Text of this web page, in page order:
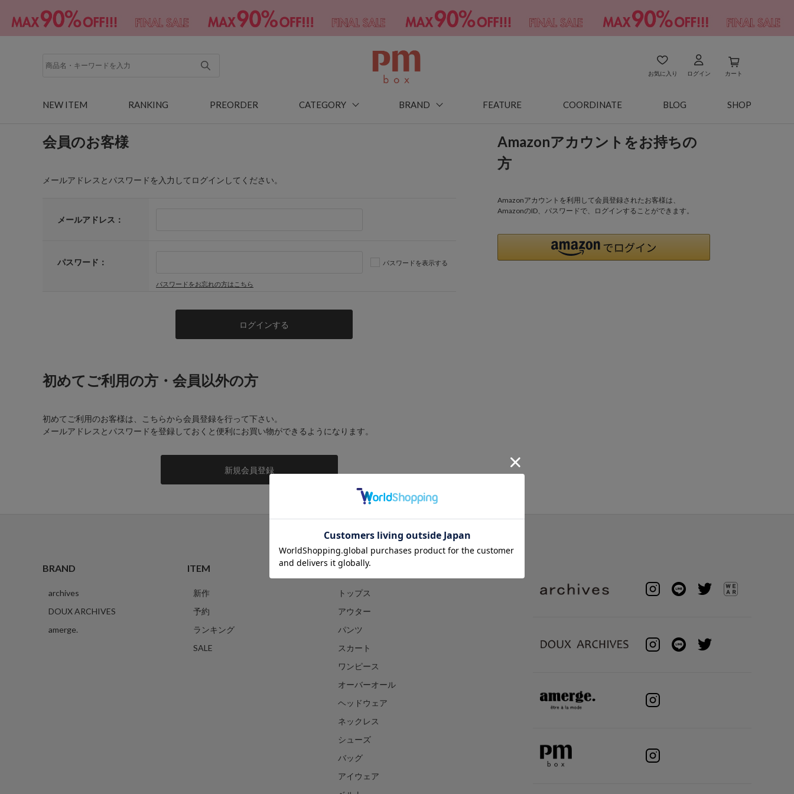
お気に入り ログイン カート
NEW ITEM RANKING PREORDER CATEGORY BRAND FEATURE COORDINATE BLOG SHOP
会員のお客様
メールアドレスとパスワードを入力してログインしてください。
メールアドレス：
パスワード： パスワードを表示する
パスワードをお忘れの方はこちら
Amazonアカウントをお持ちの
方
Amazonアカウントを利用して会員登録されたお客様は、
AmazonのID、パスワードで、ログインすることができます。
初めてご利用の方・会員以外の方
初めてご利用のお客様は、こちらから会員登録を行って下さい。
メールアドレスとパスワードを登録しておくと便利にお買い物ができるようになります。
BRAND
archives
DOUX ARCHIVES
amerge.
ITEM
新作
予約
ランキング
SALE
CATEGORY
トップス
アウター
パンツ
スカート
ワンピース
オーバーオール
ヘッドウェア
ネックレス
シューズ
バッグ
アイウェア